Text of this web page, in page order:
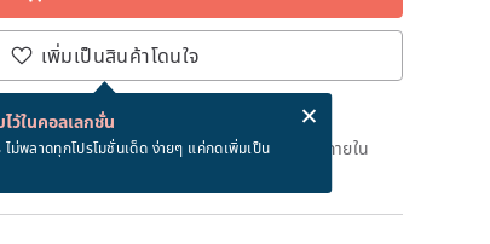
เพิ่มเป็นสินค้าโดนใจ
ว้ในคอลเลกชั่น
ม่พลาดทุกโปรโมชั่นเด็ด ง่ายๆ แค่กดเพิ่มเป็น
ฟรีเมื่อซื้อสินค้า!
วันทำการหลังจากชำระเงิน สั่งตอนนี้จะได้รับภายใน